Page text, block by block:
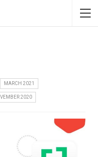
MARCH 2021
2020